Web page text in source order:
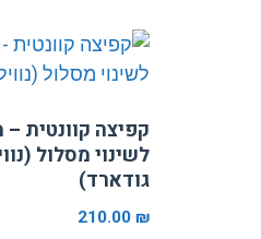
קפיצה קוונטית –
לשינוי מסלול
גודארד)
210.00 ₪